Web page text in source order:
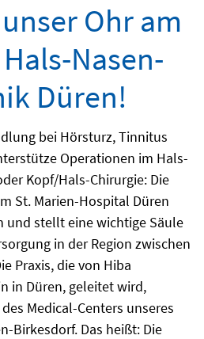
Ohr am
Nasen-
Düren!
bei Hörsturz, Tinnitus
Operationen im Hals-
Kopf/Hals-Chirurgie: Die
St. Marien-Hospital Düren
und stellt eine wichtige Säule
in der Region zwischen
Praxis, die von Hiba
in Düren, geleitet wird,
Medical-Centers unseres
Birkesdorf. Das heißt: Die